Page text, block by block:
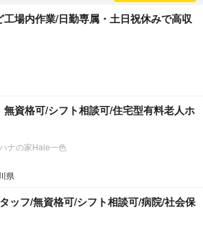
場内作業/日勤専属・土日祝休みで高収
無資格可/シフト相談可/住宅型有料老人ホ
ナの家Hale一色
県
ッフ/無資格可/シフト相談可/病院/社会保